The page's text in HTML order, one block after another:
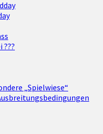
???
„Spielwiese“